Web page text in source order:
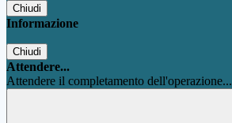
Chiudi
Informazione
Chiudi
Attendere...
Attendere il completamento dell'operazione...